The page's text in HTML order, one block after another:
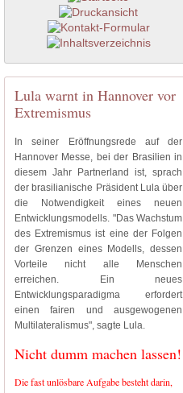
Lula warnt in Hannover vor
Extremismus
In seiner Eröffnungsrede auf der
Hannover Messe, bei der Brasilien in
diesem Jahr Partnerland ist, sprach
der brasilianische Präsident Lula über
die Notwendigkeit eines neuen
Entwicklungsmodells. "Das Wachstum
des Extremismus ist eine der Folgen
der Grenzen eines Modells, dessen
Vorteile nicht alle Menschen
erreichen. Ein neues
Entwicklungsparadigma erfordert
einen fairen und ausgewogenen
Multilateralismus", sagte Lula.
Nicht dumm machen lassen!
Die fast unlösbare Aufgabe besteht darin,